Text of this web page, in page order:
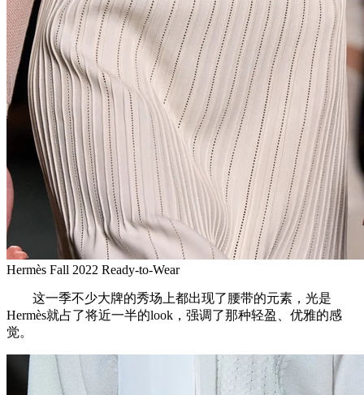
Hermès Fall 2022 Ready-to-Wear
这一季不少大牌的秀场上都出现了腰带的元素，光是
Hermès就占了将近一半的look，强调了那种轻盈、优雅的感
觉。